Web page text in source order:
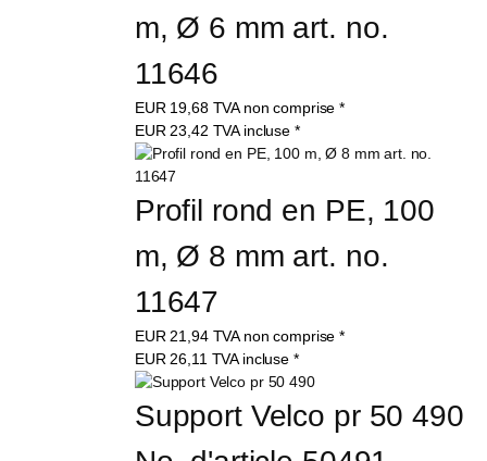
m, Ø 6 mm art. no.
11646
EUR 19,68 TVA non comprise *
EUR 23,42 TVA incluse *
Profil rond en PE, 100
m, Ø 8 mm art. no.
11647
EUR 21,94 TVA non comprise *
EUR 26,11 TVA incluse *
Support Velco pr 50 490